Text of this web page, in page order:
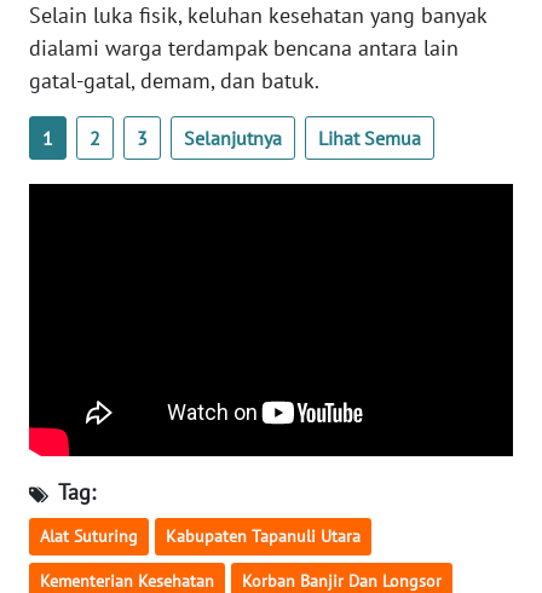
Selain luka fisik, keluhan kesehatan yang banyak
dialami warga terdampak bencana antara lain
gatal-gatal, demam, dan batuk.
1 2 3 Selanjutnya Lihat Semua
Tag:
Alat Suturing Kabupaten Tapanuli Utara
Kementerian Kesehatan Korban Banjir Dan Longsor
WN
PAPUA
PAPUA
WN
JAMBI
WN
SULTRA